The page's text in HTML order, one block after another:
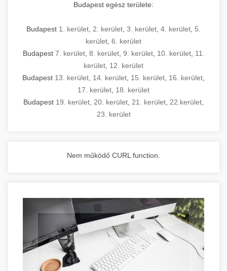
Budapest egész területe:
Budapest 1. kerület 2. kerület 3. kerület 4. kerület 5.
kerület 6. kerület
Budapest 7. kerület, 8. kerület, 9. kerület, 10. kerület, 11.
kerület 12. kerület
Budapest 13. kerület 14. kerület 15. kerület 16. kerület
17. kerület 18. kerület
Budapest 19. kerület 20. kerület 21. kerület 22.kerület
23. kerület
Nem működő CURL function.